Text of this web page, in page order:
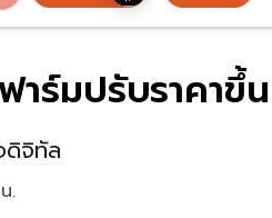
าร์มปรับราคาขึ้
ดิจิทัล
.